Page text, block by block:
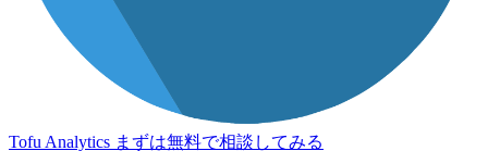
Tofu Analytics まずは無料で相談してみる